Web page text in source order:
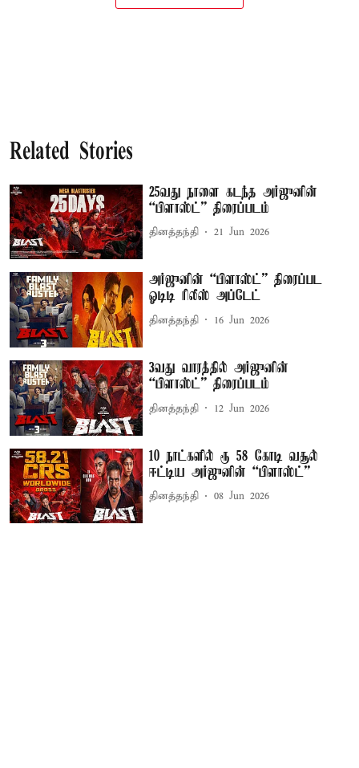
Related Stories
25வது நாளை கடந்த அர்ஜுனின்
“பிளாஸ்ட்” திரைப்படம்
தினத்தந்தி 21 Jun 2026
அர்ஜுனின் “பிளாஸ்ட்” திரைப்பட
ஓடிடி ரிலீஸ் அப்டேட்
தினத்தந்தி 16 Jun 2026
3வது வாரத்தில் அர்ஜுனின்
“பிளாஸ்ட்” திரைப்படம்
தினத்தந்தி 12 Jun 2026
10 நாட்களில் ரூ 58 கோடி வசூல்
ஈட்டிய அர்ஜுனின் “பிளாஸ்ட்”
தினத்தந்தி 08 Jun 2026